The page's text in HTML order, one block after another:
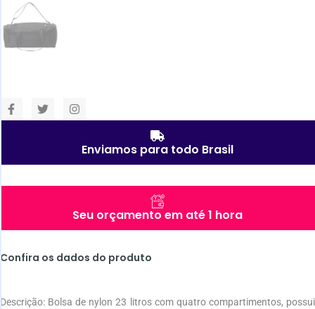
Enviamos para todo Brasil
Seu orçamento em até 1 hora
Confira os dados do produto
Descrição: Bolsa de nylon 23 litros com quatro compartimentos, possui